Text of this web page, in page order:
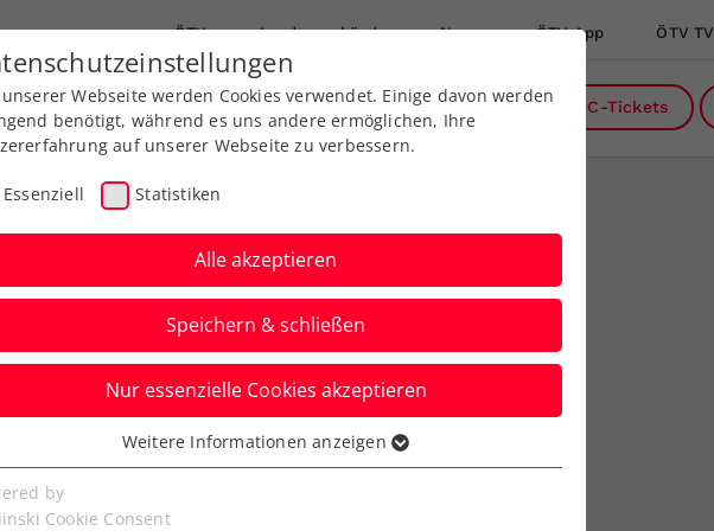
ÖTV Landesverbände News ÖTV App ÖTV TV
Ausbildung Services Über uns DC-Tickets
feiert in
Slam-
Webseite werden Cookies verwendet. Einige davon werden
benötigt, während es uns andere ermöglichen, Ihre
auf unserer Webseite zu verbessern.
Essenziell Statistiken
Alle akzeptieren
Speichern & schließen
Nur essenzielle Cookies akzeptieren
Cookies werden für grundlegende Funktionen der
benötigt. Dadurch ist gewährleistet, dass die Webseite
Weitere Informationen anzeigen
by
Cookie Consent